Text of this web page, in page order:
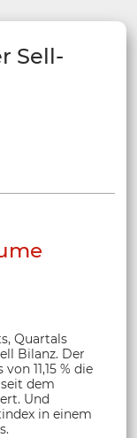
Sell-
Quartals
Bilanz. Der
11,15 % die
dem
Und
in einem